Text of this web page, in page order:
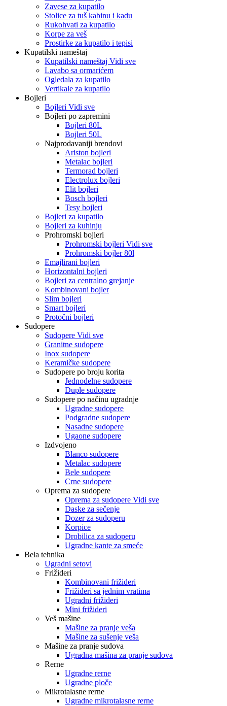
Zavese za kupatilo
Stolice za tuš kabinu i kadu
Rukohvati za kupatilo
Korpe za veš
Prostirke za kupatilo i tepisi
Kupatilski nameštaj
Kupatilski nameštaj Vidi sve
Lavabo sa ormarićem
Ogledala za kupatilo
Vertikale za kupatilo
Bojleri
Bojleri Vidi sve
Bojleri po zapremini
Bojleri 80L
Bojleri 50L
Najprodavaniji brendovi
Ariston bojleri
Metalac bojleri
Termorad bojleri
Electrolux bojleri
Elit bojleri
Bosch bojleri
Tesy bojleri
Bojleri za kupatilo
Bojleri za kuhinju
Prohromski bojleri
Prohromski bojleri Vidi sve
Prohromski bojler 80l
Emajlirani bojleri
Horizontalni bojleri
Bojleri za centralno grejanje
Kombinovani bojler
Slim bojleri
Smart bojleri
Protočni bojleri
Sudopere
Sudopere Vidi sve
Granitne sudopere
Inox sudopere
Keramičke sudopere
Sudopere po broju korita
Jednodelne sudopere
Duple sudopere
Sudopere po načinu ugradnje
Ugradne sudopere
Podgradne sudopere
Nasadne sudopere
Ugaone sudopere
Izdvojeno
Blanco sudopere
Metalac sudopere
Bele sudopere
Crne sudopere
Oprema za sudopere
Oprema za sudopere Vidi sve
Daske za sečenje
Dozer za sudoperu
Korpice
Drobilica za sudoperu
Ugradne kante za smeće
Bela tehnika
Ugradni setovi
Frižideri
Kombinovani frižideri
Frižideri sa jednim vratima
Ugradni frižideri
Mini frižideri
Veš mašine
Mašine za pranje veša
Mašine za sušenje veša
Mašine za pranje sudova
Ugradna mašina za pranje sudova
Rerne
Ugradne rerne
Ugradne ploče
Mikrotalasne rerne
Ugradne mikrotalasne rerne